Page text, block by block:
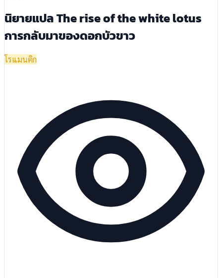
นิยายแปล The rise of the white lotus
การกลับมาของดอกบัวขาว
โรแมนติก